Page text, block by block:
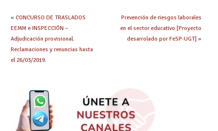
« CONCURSO DE TRASLADOS
EEMM e INSPECCIÓN –
Adjudicación provisional.
Reclamaciones y renuncias hasta
el 26/03/2019.
Prevención de riesgos laborales
en el sector educativo [Proyecto
desarrolado por FeSP-UGT] »